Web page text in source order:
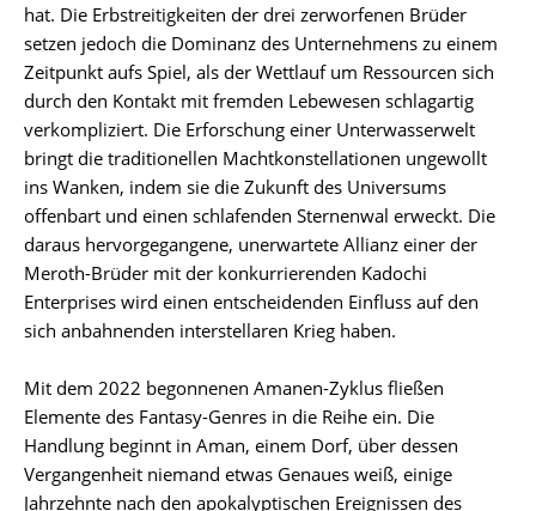
hat. Die Erbstreitigkeiten der drei zerworfenen Brüder
setzen jedoch die Dominanz des Unternehmens zu einem
Zeitpunkt aufs Spiel, als der Wettlauf um Ressourcen sich
durch den Kontakt mit fremden Lebewesen schlagartig
verkompliziert. Die Erforschung einer Unterwasserwelt
bringt die traditionellen Machtkonstellationen ungewollt
ins Wanken, indem sie die Zukunft des Universums
offenbart und einen schlafenden Sternenwal erweckt. Die
daraus hervorgegangene, unerwartete Allianz einer der
Meroth-Brüder mit der konkurrierenden Kadochi
Enterprises wird einen entscheidenden Einfluss auf den
sich anbahnenden interstellaren Krieg haben.
Mit dem 2022 begonnenen Amanen-Zyklus fließen
Elemente des Fantasy-Genres in die Reihe ein. Die
Handlung beginnt in Aman, einem Dorf, über dessen
Vergangenheit niemand etwas Genaues weiß, einige
Jahrzehnte nach den apokalyptischen Ereignissen des